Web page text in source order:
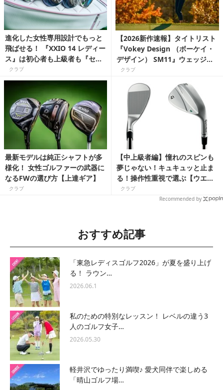
進化した女性専用設計でもっと
飛ばせる！ 『XXIO 14 レディー
ス』は初心者も上級者も『セッ
ト使い』で大満足！【上達ギ
ア】
クラブ
【2026新作速報】タイトリスト
『Vokey Design （ボーケイ・
デザイン） SM11』ウェッジ
に、女性でも使える待望の軽量
クラブ
最新モデルは純正シャフトが多
様化！ 女性ゴルファーの武器に
なるFWの選び方【上達ギア】
クラブ
【中上級者編】憧れのスピンも
夢じゃない！キュキュッと止ま
る！操作性重視で選ぶ【ウエッ
ジ】
クラブ
Recommended by
おすすめ記事
「東急レディスゴルフ2026」が夏を盛り上げ
る！ ラウン…
2026.06.1
私のための特別なレッスン！ レベルの違う3
人のゴルフ女子…
2026.05.30
軽井沢でゆったり満喫♪ 愛犬同伴で楽しめる
「晴山ゴルフ場…